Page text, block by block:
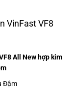
VinFast VF8
All New hợp kim
Đậm